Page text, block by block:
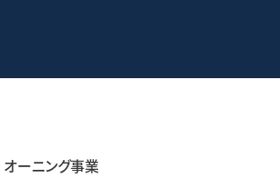
オーニング事業